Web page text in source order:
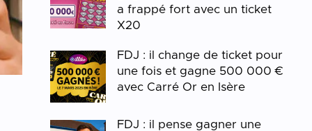
a frappé fort avec un ticket
X20
FDJ : il change de ticket pour
une fois et gagne 500 000 €
avec Carré Or en Isère
FDJ : il pense gagner une